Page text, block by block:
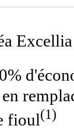
fioul(1)